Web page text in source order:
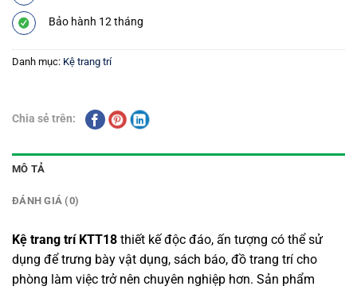
Bảo hành 12 tháng
Danh mục: Kệ trang trí
Chia sẻ trên:
MÔ TẢ
ĐÁNH GIÁ (0)
Kệ trang trí KTT18 thiết kế độc đáo, ấn tượng có thể sử
dụng để trưng bày vật dụng, sách báo, đồ trang trí cho
phòng làm việc trở nên chuyên nghiệp hơn. Sản phẩm